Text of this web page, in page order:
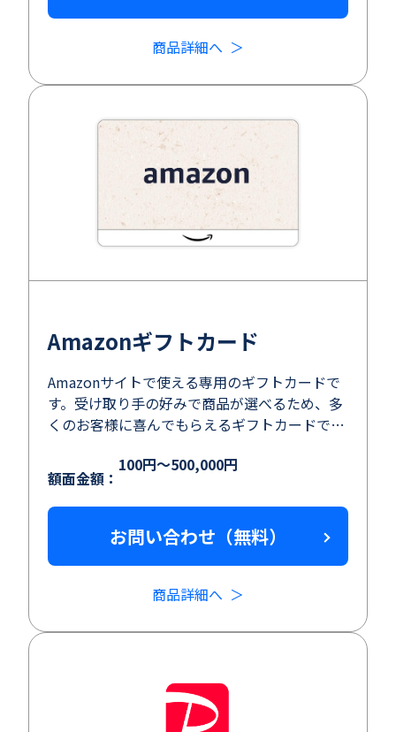
商品詳細へ
Amazonギフトカード
Amazonサイトで使える専用のギフトカードで
す。受け取り手の好みで商品が選べるため、多
くのお客様に喜んでもらえるギフトカードで
額面金額：
100円～500,000円
お問い合わせ（無料）
商品詳細へ